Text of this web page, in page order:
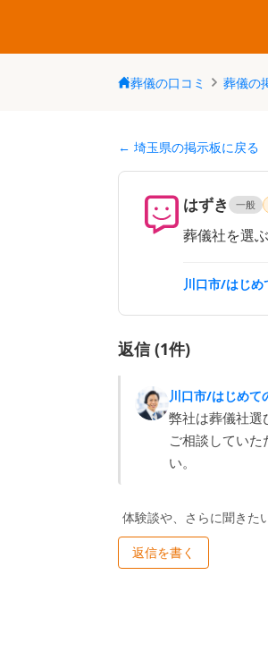
葬儀の口コミ 葬儀の
← 埼玉県の掲示板に戻る
はずき 一般
葬儀社を選
川口市/はじめ
返信 (1件)
川口市/はじめて
弊社は葬儀社選
ご相談してい
い。
体験談や、さらに聞きた
返信を書く